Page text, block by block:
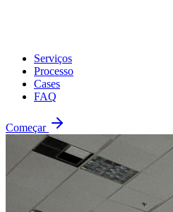
Serviços
Processo
Cases
FAQ
Começar